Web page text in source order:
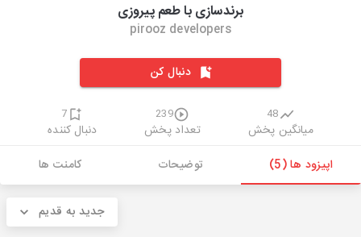
برندسازی با طعم پیروزی
pirooz developers
دنبال کن
48
میانگین پخش
239
تعداد پخش
7
دنبال کننده
اپیزود ها (5)
توضیحات کامنت ها
جدید به قدیم